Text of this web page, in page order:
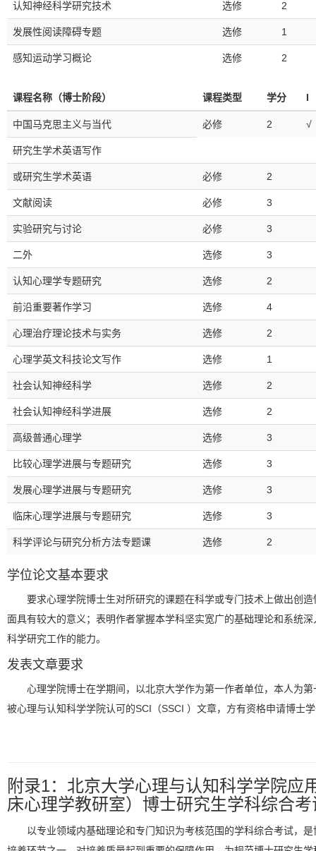
认知神经科学研究技术 选修 2
发展性阅读障碍专题 选修 1
感知运动学习概论 选修 2
课程名称（博士阶段） 课程类型 学分 I
中国马克思主义与当代 必修 2 √
研究生学术英语写作
或研究生学术英语 必修 2
文献阅读 必修 3
实验研究与讨论 必修 3
二外 选修 3
认知心理学专题研究 选修 2
前沿重要著作学习 选修 4
心理治疗理论技术与实务 选修 2
心理学英文科技论文写作 选修 1
社会认知神经科学 选修 2
社会认知神经科学进展 选修 2
高级普通心理学 选修 3
比较心理学进展与专题研究 选修 3
发展心理学进展与专题研究 选修 3
临床心理学进展与专题研究 选修 3
科学评论与研究分析方法专题课 选修 2
学位论文基本要求
要求心理学院博士生对所研究的课题在科学或专门技术上做出创
面具有较大的意义；表明作者掌握本学科坚实宽广的基础理论和系统
科学研究工作的能力。
发表文章要求
心理学院博士在学期间，以北京大学作为第一作者单位，本人为
被心理与认知科学学院认可的SCI（SSCI ）文章，方有资格申请博士
附录1：北京大学心理与认知科学学院应
床心理学教研室）博士研究生学科综合
以专业领域内基础理论和专门知识为考核范围的学科综合考试，